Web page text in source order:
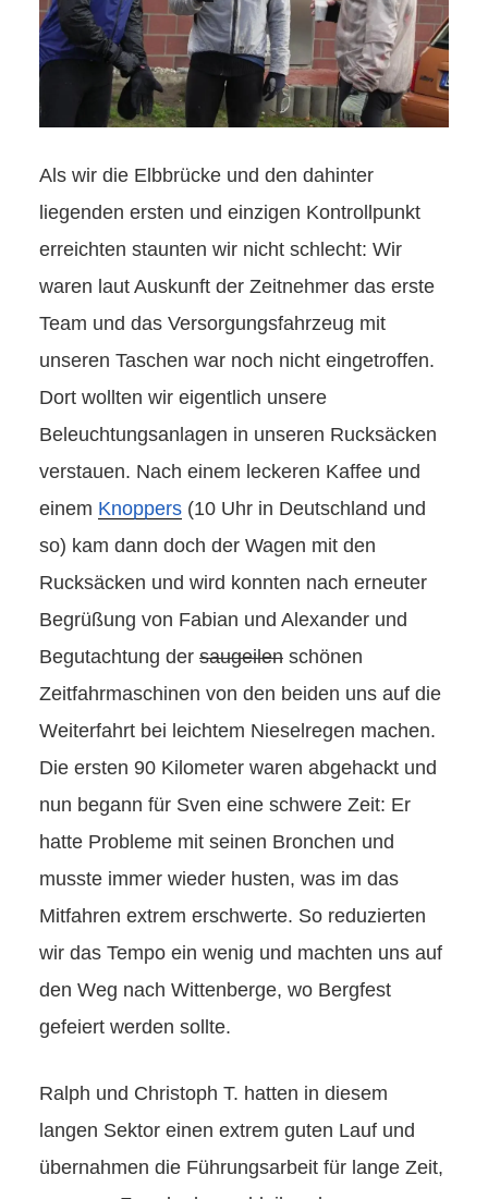
Als wir die Elbbrücke und den dahinter
liegenden ersten und einzigen Kontrollpunkt
erreichten staunten wir nicht schlecht: Wir
waren laut Auskunft der Zeitnehmer das erste
Team und das Versorgungsfahrzeug mit
unseren Taschen war noch nicht eingetroffen.
Dort wollten wir eigentlich unsere
Beleuchtungsanlagen in unseren Rucksäcken
verstauen. Nach einem leckeren Kaffee und
einem Knoppers (10 Uhr in Deutschland und
so) kam dann doch der Wagen mit den
Rucksäcken und wird konnten nach erneuter
Begrüßung von Fabian und Alexander und
Begutachtung der saugeilen schönen
Zeitfahrmaschinen von den beiden uns auf die
Weiterfahrt bei leichtem Nieselregen machen.
Die ersten 90 Kilometer waren abgehackt und
nun begann für Sven eine schwere Zeit: Er
hatte Probleme mit seinen Bronchen und
musste immer wieder husten, was im das
Mitfahren extrem erschwerte. So reduzierten
wir das Tempo ein wenig und machten uns auf
den Weg nach Wittenberge, wo Bergfest
gefeiert werden sollte.
Ralph und Christoph T. hatten in diesem
langen Sektor einen extrem guten Lauf und
übernahmen die Führungsarbeit für lange Zeit,